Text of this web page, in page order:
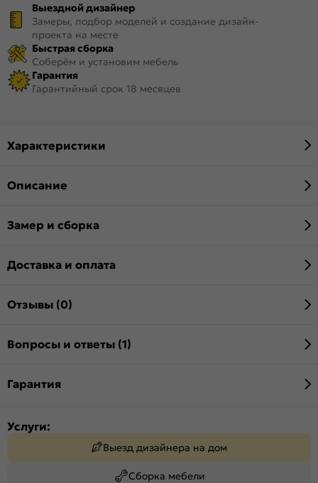
Выездной дизайнер
Замеры, подбор моделей и создание дизайн-
проекта на месте
Быстрая сборка
Соберём и установим мебель
Гарантия
Гарантийный срок 18 месяцев
Характеристики
Описание
Замер и сборка
Доставка и оплата
Отзывы (0)
Вопросы и ответы (1)
Гарантия
Услуги:
Выезд дизайнера на дом
Сборка мебели